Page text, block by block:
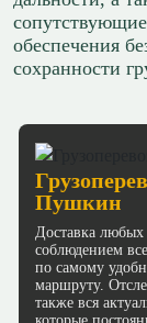
обеспечения
сохранности
Пушкин
Доставка любых
соблюдением
по самому
маршруту.
также вся